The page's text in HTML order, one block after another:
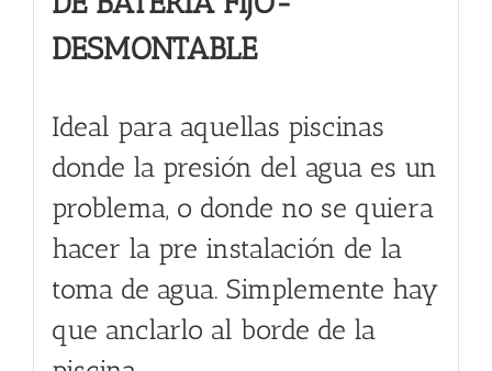
DESMONTABLE
Ideal para aquellas piscinas
donde la presión del agua es un
problema, o donde no se quiera
hacer la pre instalación de la
toma de agua. Simplemente hay
que anclarlo al borde de la